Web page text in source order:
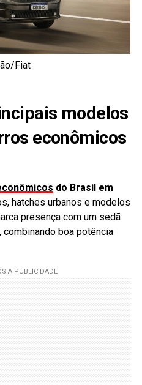
Fiat
modelos
econômicos
do Brasil em
hatches urbanos e modelos
presença com um sedã
combinando boa potência